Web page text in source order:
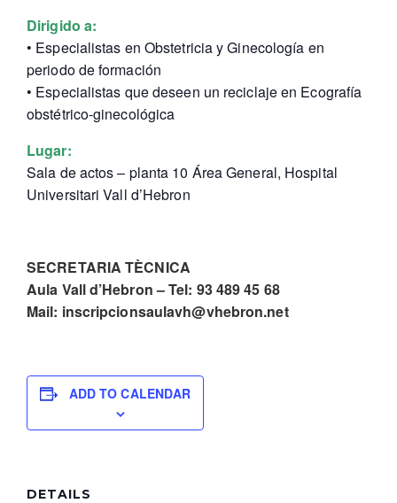
Dirigido a:
• Especialistas en Obstetricia y Ginecología en
periodo de formación
• Especialistas que deseen un reciclaje en Ecografía
obstétrico-ginecológica
Lugar:
Sala de actos – planta 10 Área General, Hospital
Universitari Vall d’Hebron
SECRETARIA TÈCNICA
Aula Vall d’Hebron – Tel: 93 489 45 68
Mail: inscripcionsaulavh@vhebron.net
ADD TO CALENDAR
DETAILS